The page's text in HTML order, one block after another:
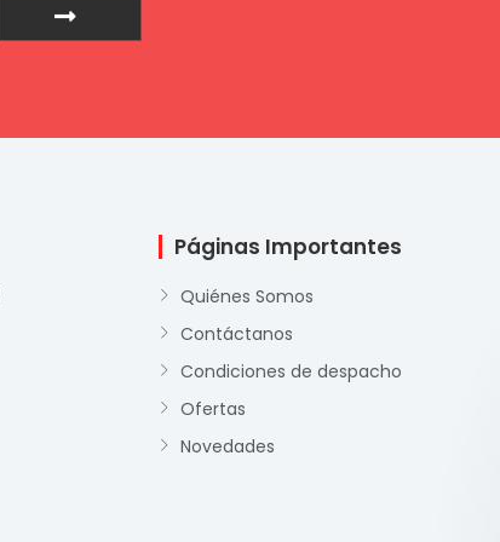
Páginas Importantes
Quiénes Somos
Contáctanos
Condiciones de despacho
Ofertas
Novedades